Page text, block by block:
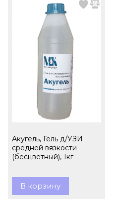
Акугель, Гель д/УЗИ
средней вязкости
(бесцветный), 1кг
В корзину